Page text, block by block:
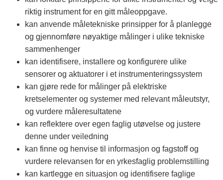
riktig instrument for en gitt måleoppgave.
kan anvende måletekniske prinsipper for å planlegge
og gjennomføre nøyaktige målinger i ulike tekniske
sammenhenger
kan identifisere, installere og konfigurere ulike
sensorer og aktuatorer i et instrumenteringssystem
kan gjøre rede for målinger på elektriske
kretselementer og systemer med relevant måleutstyr,
og vurdere måleresultatene
kan reflektere over egen faglig utøvelse og justere
denne under veiledning
kan finne og henvise til informasjon og fagstoff og
vurdere relevansen for en yrkesfaglig problemstilling
kan kartlegge en situasjon og identifisere faglige